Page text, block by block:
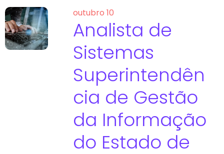
outubro 10
Analista de
Sistemas
Superintendên
cia de Gestão
da Informação
do Estado de